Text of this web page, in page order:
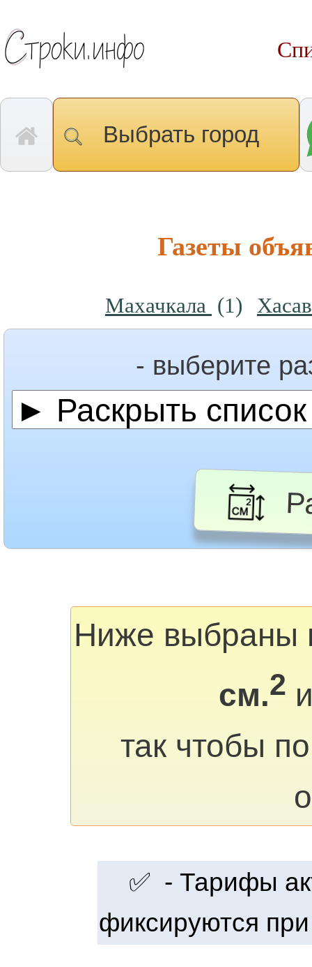
Выбрать город
Газеты
Махачкала (1)
- выберите
Ниже выбраны
см.2
так чтобы
✅ - Тарифы
фиксируются